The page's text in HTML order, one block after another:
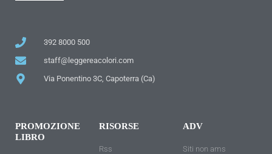
392 8000 500
staff@leggereacolori.com
Via Ponentino 3C, Capoterra (Ca)
PROMOZIONE
LIBRO
RISORSE
Rss
ADV
Siti non ams